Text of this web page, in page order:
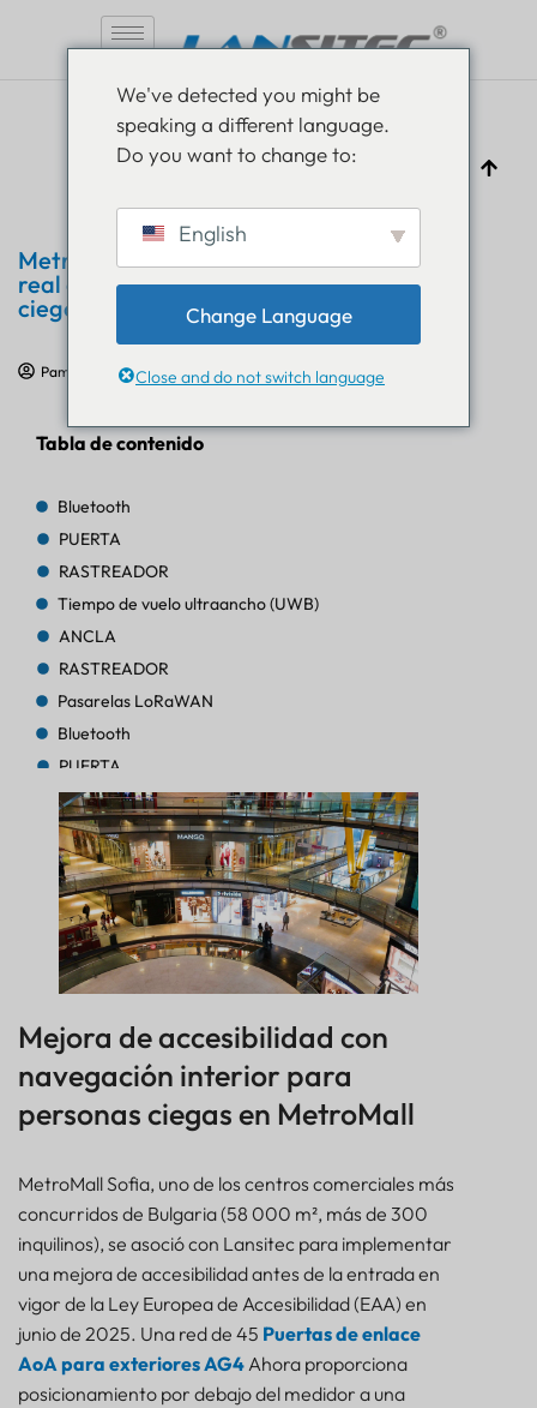
MetroMall Sofia: Orientación en tiempo
real en interiores para compradores
ciegos
Pam Luthra 31 de julio de 2025 Casos prácticos de IoT
Tabla de contenido
Bluetooth
PUERTA
RASTREADOR
Tiempo de vuelo ultraancho (UWB)
ANCLA
RASTREADOR
Pasarelas LoRaWAN
Bluetooth
PUERTA
RASTREADOR
RASTREADOR
AoA de Bluetooth
PUERTA
Bluetooth
PUERTA
Bluetooth
PUERTA
RASTREADOR
FARO
SENSOR
Mejora de accesibilidad con
navegación interior para
personas ciegas en MetroMall
MetroMall Sofia, uno de los centros comerciales más
concurridos de Bulgaria (58 000 m², más de 300
inquilinos), se asoció con Lansitec para implementar
una mejora de accesibilidad antes de la entrada en
vigor de la Ley Europea de Accesibilidad (EAA) en
junio de 2025. Una red de 45 Puertas de enlace
AoA para exteriores AG4Ahora proporciona
posicionamiento por debajo del medidor a una
We've detected you might be
speaking a different language.
Do you want to change to:
English
Change Language
Close and do not switch language